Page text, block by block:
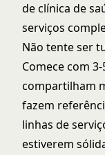
de clínica de
serviços
Não tente ser
Comece com
compartilham
fazem
linhas de
estiverem